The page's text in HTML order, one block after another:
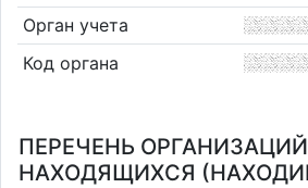
Орган учета
Код органа
ПЕРЕЧЕНЬ
НАХОДЯЩИХСЯ